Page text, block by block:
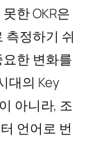
한 OKR은
측정하기 쉬
한 변화를
대의 Key
아니라, 조
언어로 번